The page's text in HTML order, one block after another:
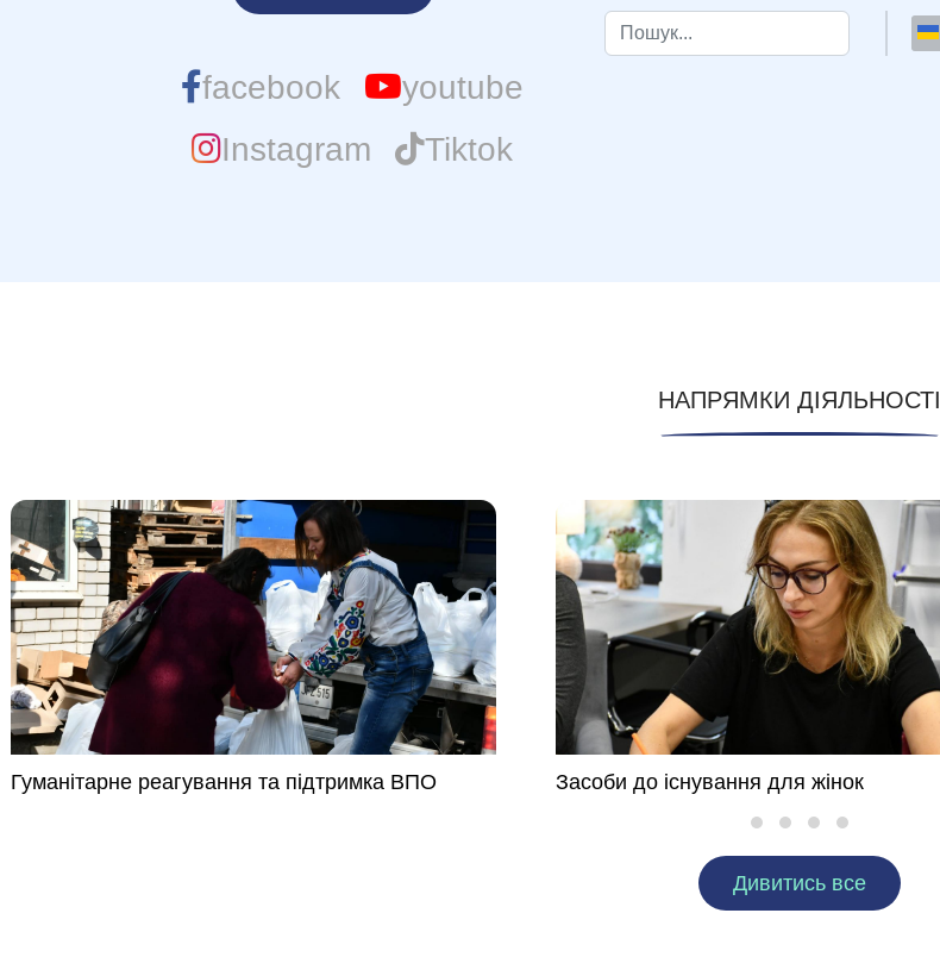
Пошук
facebook
youtube
Instagram
Tiktok
НАПРЯМКИ ДІЯЛЬНОСТІ
Гуманітарне реагування та підтримка ВПО Засоби до існування для жінок
Дивитись все